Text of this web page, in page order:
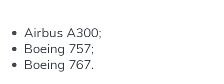
Airbus A300;
Boeing 757;
Boeing 767.